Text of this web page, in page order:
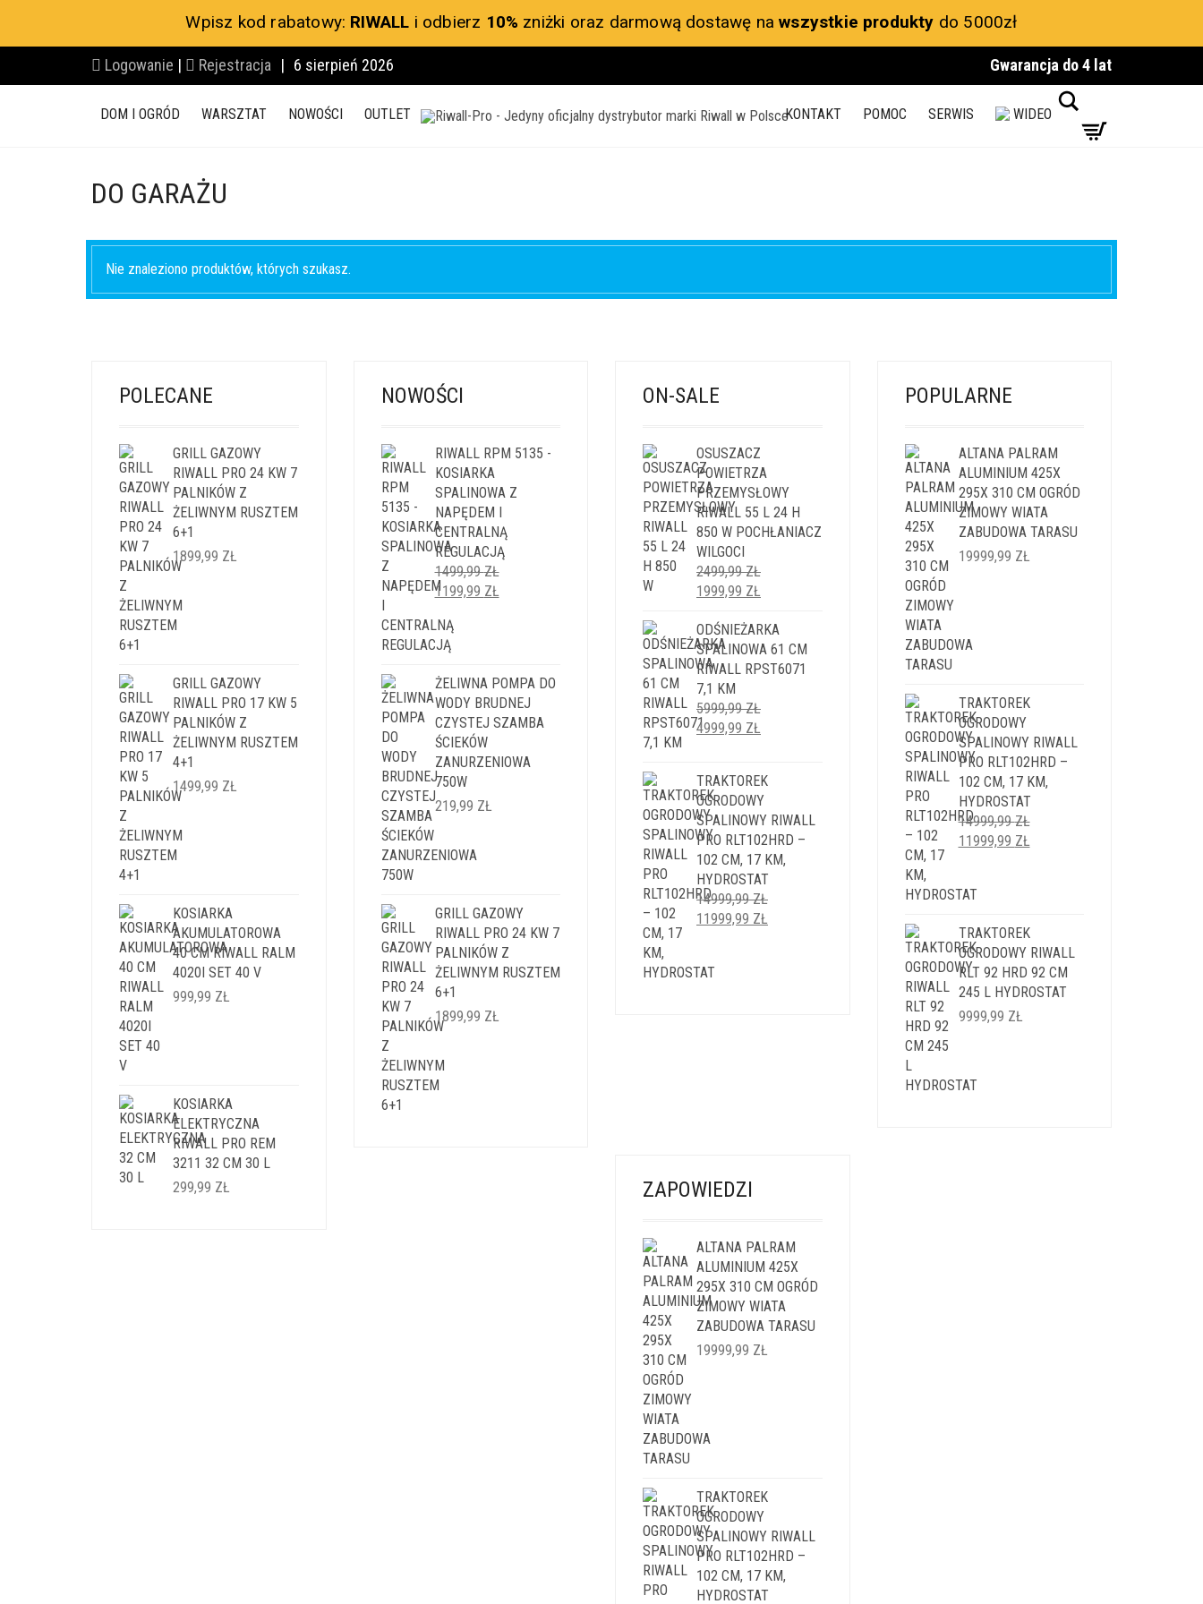
Wpisz kod rabatowy: RIWALL i odbierz 10% zniżki oraz darmową dostawę nawszystkie produkty do 5000zł
Logowanie | Rejestracja | 6 sierpień 2026 Gwarancja do 4 lat
DOM I OGRÓD WARSZTAT NOWOŚCI OUTLET KONTAKT POMOC SERWIS WIDEO
DO GARAŻU
Nie znaleziono produktów, których szukasz.
POLECANE
GRILL GAZOWY
RIWALL PRO 24 KW 7
PALNIKÓW Z
ŻELIWNYM RUSZTEM
6+1
1899,99 ZŁ
GRILL GAZOWY
RIWALL PRO 17 KW 5
PALNIKÓW Z
ŻELIWNYM RUSZTEM
4+1
1499,99 ZŁ
KOSIARKA
AKUMULATOROWA
40 CM RIWALL RALM
4020I SET 40 V
999,99 ZŁ
KOSIARKA
ELEKTRYCZNA
RIWALL PRO REM
3211 32 CM 30 L
299,99 ZŁ
NOWOŚCI
RIWALL RPM 5135 -
KOSIARKA
SPALINOWA Z
NAPĘDEM I
CENTRALNĄ
REGULACJĄ
1499,99ZŁ
PIERWOTNA
WYNOSIŁA:
1499,99 ZŁ.
1199,99 ZŁAKTUALNA
ŻELIWNA POMPA DO
WODY BRUDNEJ
CZYSTEJ SZAMBA
ŚCIEKÓW
ZANURZENIOWA
750W
219,99 ZŁ
GRILL GAZOWY
RIWALL PRO 24 KW 7
PALNIKÓW Z
ŻELIWNYM RUSZTEM
6+1
1899,99 ZŁ
ON-SALE
OSUSZACZ
POWIETRZA
PRZEMYSŁOWY
RIWALL 55 L 24 H
850 W POCHŁANIACZ
WILGOCI
2499,99ZŁ
PIERWOTNA
WYNOSIŁA:
2499,99 ZŁ.
1999,99 ZŁ
WYNOSI:
1999,99 ZŁ.
ODŚNIEŻARKA
SPALINOWA 61 CM
RIWALL RPST6071
7,1 KM
5999,99ZŁ
PIERWOTNA
5999,99 ZŁ.
4999,99 ZŁ
4999,99 ZŁ.
TRAKTOREK
OGRODOWY
SPALINOWY RIWALL
PRO RLT102HRD –
102 CM, 17 KM,
HYDROSTAT
14999,99ZŁ
PIERWOTNA
14999,99 ZŁ.
11999,99 ZŁ
POPULARNE
ALTANA PALRAM
ALUMINIUM 425X
295X 310 CM OGRÓD
ZIMOWY WIATA
ZABUDOWA TARASU
19999,99 ZŁ
TRAKTOREK
OGRODOWY
SPALINOWY RIWALL
PRO RLT102HRD –
102 CM, 17 KM,
HYDROSTAT
14999,99ZŁ
PIERWOTNA
14999,99 ZŁ.
11999,99 ZŁAKTUALNA
TRAKTOREK
OGRODOWY RIWALL
RLT 92 HRD 92 CM
245 L HYDROSTAT
9999,99 ZŁ
ZAPOWIEDZI
ALTANA PALRAM
ALUMINIUM 425X
295X 310 CM OGRÓD
ZIMOWY WIATA
ZABUDOWA TARASU
19999,99 ZŁ
TRAKTOREK
OGRODOWY
SPALINOWY RIWALL
PRO RLT102HRD –
102 CM, 17 KM,
HYDROSTAT